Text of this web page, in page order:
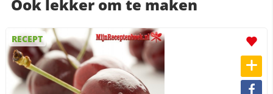
Ook lekker om te maken
RECEPT